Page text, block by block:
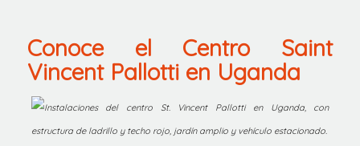
Conoce el Centro Saint
Vincent Pallotti en Uganda